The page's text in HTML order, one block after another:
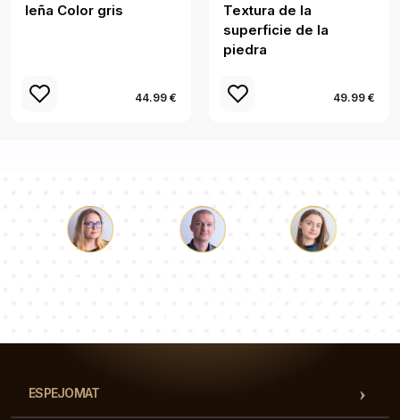
leña Color gris
44.99 €
Textura de la
superficie de la
piedra
49.99 €
ESPEJOMAT